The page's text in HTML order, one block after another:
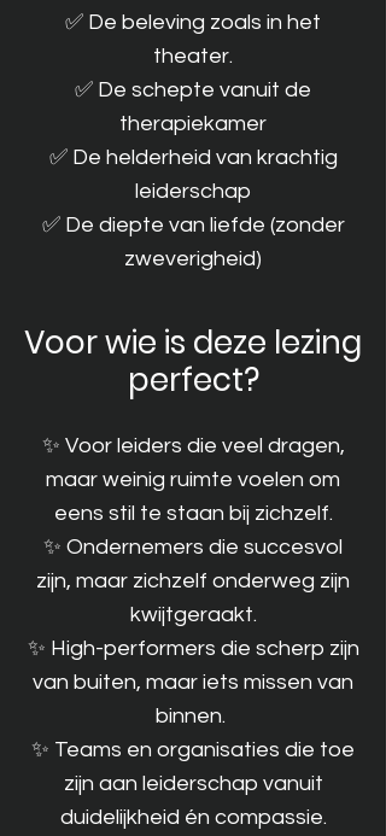
✅ De beleving zoals in het
theater.
✅ De schepte vanuit de
therapiekamer
✅ De helderheid van krachtig
leiderschap
✅ De diepte van liefde (zonder
zweverigheid)
Voor wie is deze lezing
perfect?
✨ Voor leiders die veel dragen,
maar weinig ruimte voelen om
eens stil te staan bij zichzelf.
✨ Ondernemers die succesvol
zijn, maar zichzelf onderweg zijn
kwijtgeraakt.
✨ High-performers die scherp zijn
van buiten, maar iets missen van
binnen.
✨ Teams en organisaties die toe
zijn aan leiderschap vanuit
duidelijkheid én compassie.